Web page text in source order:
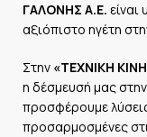
ΓΑΛΟΝΗΣ Α.Ε.
αξιόπιστο ηγέτη
Στην «ΤΕΧΝΙΚΗ
η δέσμευσή μας
προσφέρουμε
προσαρμοσμένες